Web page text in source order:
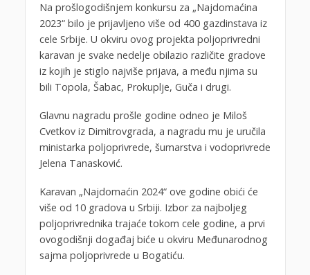
Na prošlogodišnjem konkursu za „Najdomaćina
2023“ bilo je prijavljeno više od 400 gazdinstava iz
cele Srbije. U okviru ovog projekta poljoprivredni
karavan je svake nedelje obilazio različite gradove
iz kojih je stiglo najviše prijava, a među njima su
bili Topola, Šabac, Prokuplje, Guča i drugi.
Glavnu nagradu prošle godine odneo je Miloš
Cvetkov iz Dimitrovgrada, a nagradu mu je uručila
ministarka poljoprivrede, šumarstva i vodoprivrede
Jelena Tanasković.
Karavan „Najdomaćin 2024“ ove godine obići će
više od 10 gradova u Srbiji. Izbor za najboljeg
poljoprivrednika trajaće tokom cele godine, a prvi
ovogodišnji događaj biće u okviru Međunarodnog
sajma poljoprivrede u Bogatiću.